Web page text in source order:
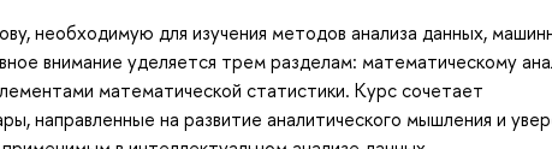
необходимую для изучения методов анализа данных,
внимание уделяется трем разделам: математическому
математической статистики. Курс сочетает
направленные на развитие аналитического мышления и